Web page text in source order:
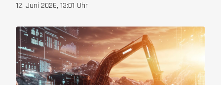
12. Juni 2026, 13:01 Uhr